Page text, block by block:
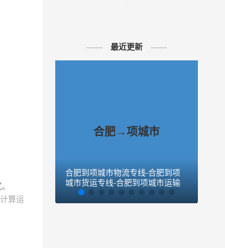
算运
最近更新
合肥→项城市
合肥到项城市物流专线-合肥到项
城市货运专线-合肥到项城市运输
专线